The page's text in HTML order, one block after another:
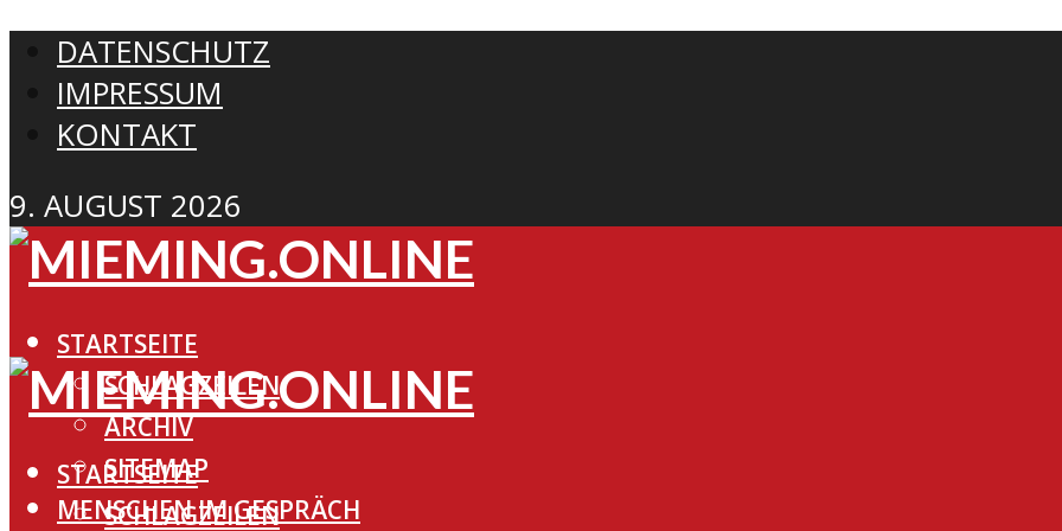
DATENSCHUTZ
IMPRESSUM
KONTAKT
9. AUGUST 2026
STARTSEITE
SCHLAGZEILEN
ARCHIV
SITEMAP
MENSCHEN IM GESPRÄCH
STARTSEITE
SCHLAGZEILEN